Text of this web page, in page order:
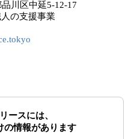
川区中延5-12-17
の支援事業
ースには、
の情報があります